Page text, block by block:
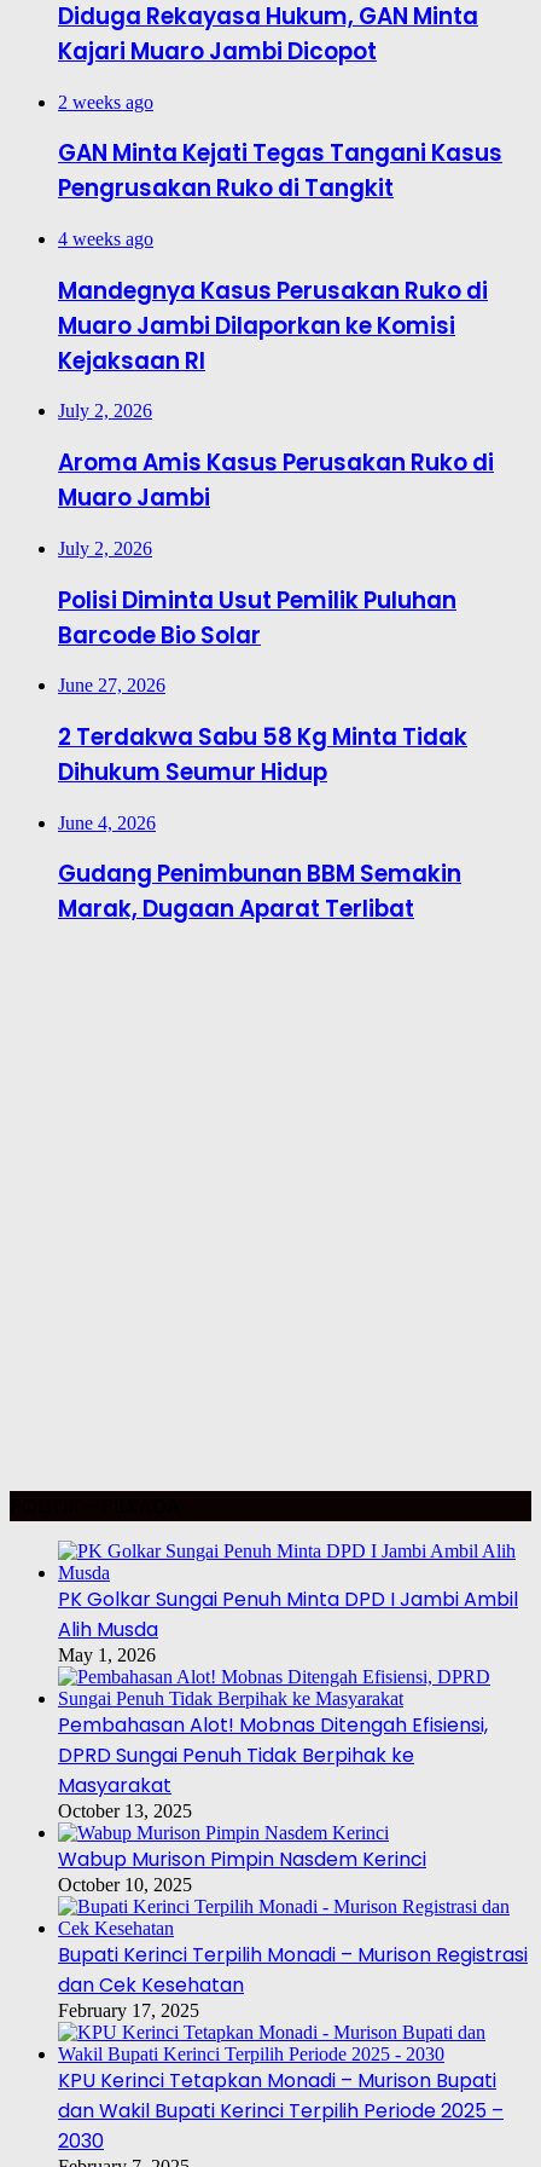
Diduga Rekayasa Hukum, GAN Minta
Kajari Muaro Jambi Dicopot
2 weeks ago
GAN Minta Kejati Tegas Tangani Kasus
Pengrusakan Ruko di Tangkit
4 weeks ago
Mandegnya Kasus Perusakan Ruko di
Muaro Jambi Dilaporkan ke Komisi
Kejaksaan RI
July 2, 2026
Aroma Amis Kasus Perusakan Ruko di
Muaro Jambi
July 2, 2026
Polisi Diminta Usut Pemilik Puluhan
Barcode Bio Solar
June 27, 2026
2 Terdakwa Sabu 58 Kg Minta Tidak
Dihukum Seumur Hidup
June 4, 2026
Gudang Penimbunan BBM Semakin
Marak, Dugaan Aparat Terlibat
PK Golkar Sungai Penuh Minta DPD I Jambi Ambil
Alih Musda
May 1, 2026
Pembahasan Alot! Mobnas Ditengah Efisiensi,
DPRD Sungai Penuh Tidak Berpihak ke
Masyarakat
October 13, 2025
Wabup Murison Pimpin Nasdem Kerinci
October 10, 2025
Bupati Kerinci Terpilih Monadi – Murison Registrasi
dan Cek Kesehatan
February 17, 2025
KPU Kerinci Tetapkan Monadi – Murison Bupati
dan Wakil Bupati Kerinci Terpilih Periode 2025 –
2030